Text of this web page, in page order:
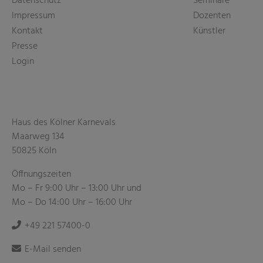
Impressum
Kontakt
Presse
Login
Dozenten
Künstler
Haus des Kölner Karnevals
Maarweg 134
50825 Köln
Öffnungszeiten
Mo – Fr 9:00 Uhr – 13:00 Uhr und
Mo – Do 14:00 Uhr – 16:00 Uhr
+49 221 57400-0
E-Mail senden